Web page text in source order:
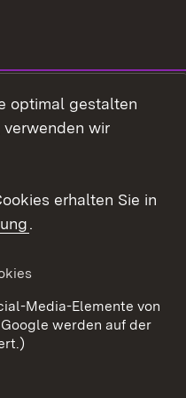
optimal gestalten
verwenden wir
erhalten Sie in
.
Media-Elemente von
werden auf der